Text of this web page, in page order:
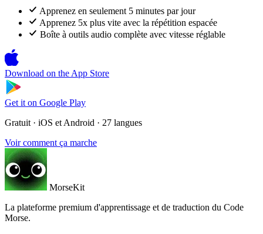
Apprenez en seulement 5 minutes par jour
Apprenez 5x plus vite avec la répétition espacée
Boîte à outils audio complète avec vitesse réglable
Download on the App Store
Get it on Google Play
Gratuit · iOS et Android · 27 langues
Voir comment ça marche
MorseKit
La plateforme premium d'apprentissage et de traduction du Code
Morse.